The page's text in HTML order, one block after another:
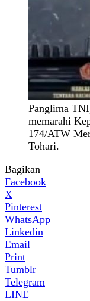
Panglima
memarahi
174/ATW
Tohari.
Bagikan
Facebook
X
Pinterest
WhatsApp
Linkedin
Email
Print
Tumblr
Telegram
LINE